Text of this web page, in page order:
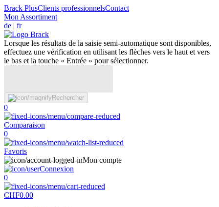
Brack PlusClients professionnelsContact
Mon Assortiment
de | fr
Lorsque les résultats de la saisie semi-automatique sont disponibles,
effectuez une vérification en utilisant les flèches vers le haut et vers
le bas et la touche « Entrée » pour sélectionner.
Rechercher
0
Comparaison
0
Favoris
Mon compte
Connexion
0
CHF0.00